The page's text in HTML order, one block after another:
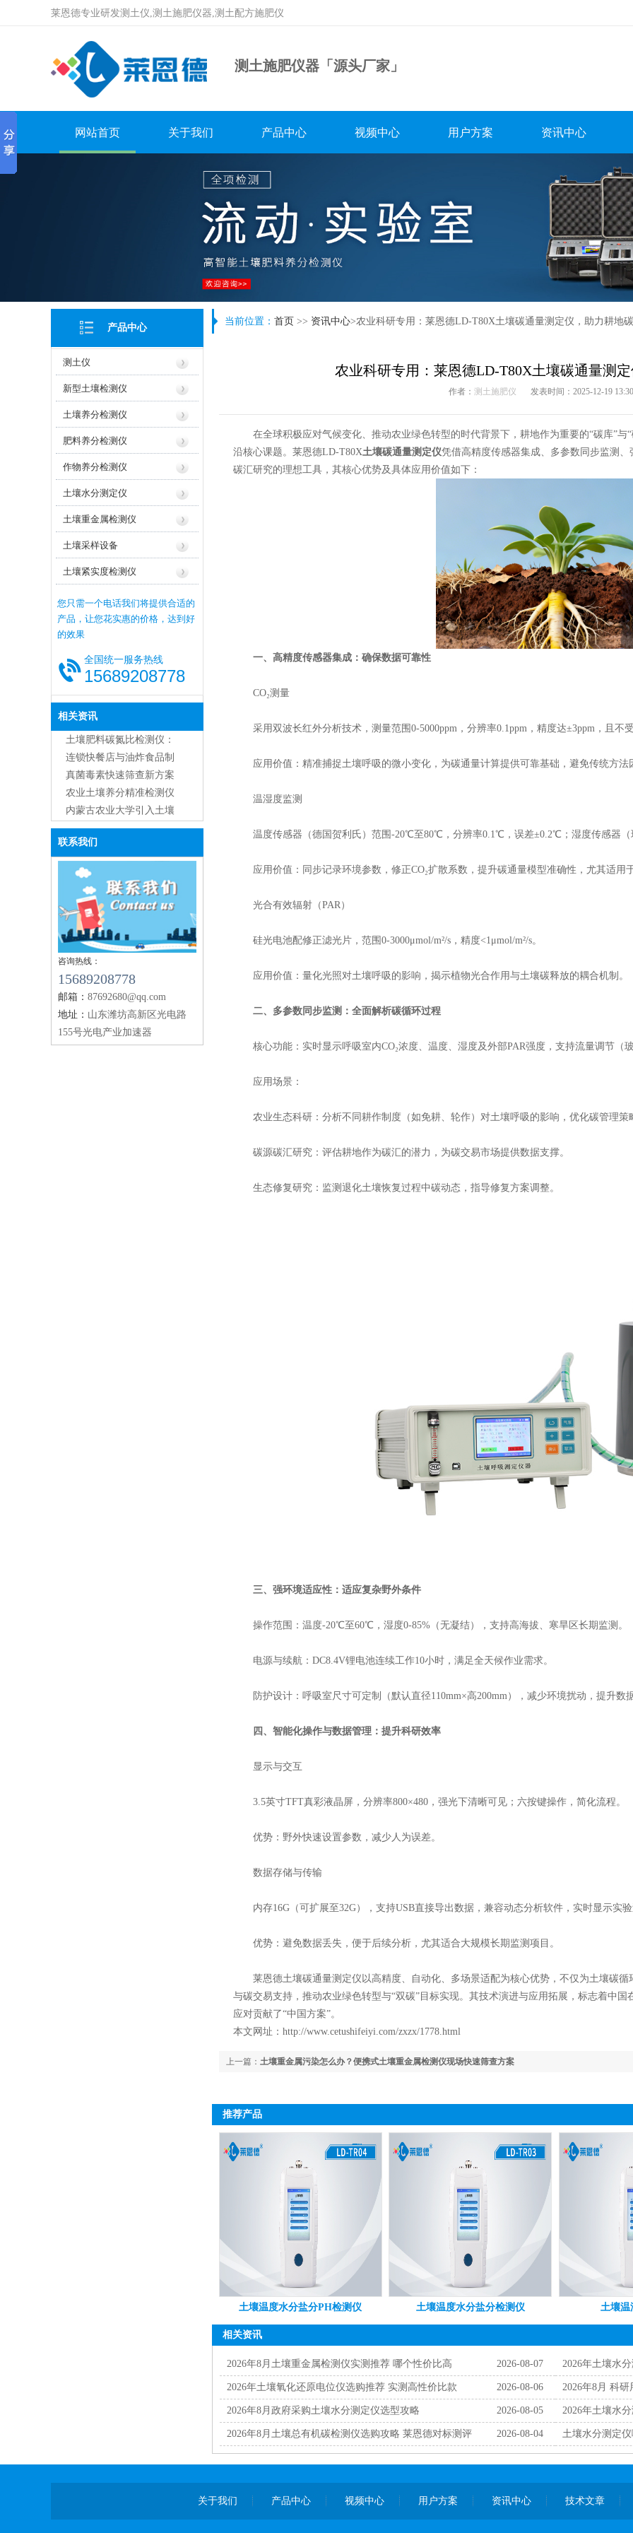
莱恩德专业研发测土仪,测土施肥仪器,测土配方施肥仪
测土施肥仪器「源头厂家」
网站首页 关于我们 产品中心 视频中心 用户方案 资讯中心
产品中心
测土仪
新型土壤检测仪
土壤养分检测仪
肥料养分检测仪
作物养分检测仪
土壤水分测定仪
土壤重金属检测仪
土壤采样设备
土壤紧实度检测仪
您只需一个电话我们将提供合适的
产品，让您花实惠的价格，达到好
的效果
全国统一服务热线
15689208778
相关资讯
土壤肥料碳氮比检测仪：
功能、原理与应用全解析
连锁快餐店与油炸食品制
造商用食用油品质检测仪
的主流应用与优势
真菌毒素快速筛查新方案
农业土壤养分精准检测仪
器综合应用解决方案
内蒙古农业大学引入土壤
肥料养分检测仪GT3，助
力精准农业研究
联系我们
咨询热线：
15689208778
邮箱： 87692680@qq.com
地址： 山东潍坊高新区光电路
155号光电产业加速器
当前位置： 首页 >> 资讯中心>农业科研专用：莱恩德LD-T80X土壤碳通量测定仪，助力耕地
农业科研专用：莱恩德LD-T80X土壤碳通量测
作者： 测土施肥仪 发表时间：2025-12-19
在全球积极应对气候变化、推动农业绿色转型的时代背景下，耕地作为重要的“碳库”与
沿核心课题。莱恩德LD-T80X土壤碳通量测定仪凭借高精度传感器集成、多参数同步监测
碳汇研究的理想工具，其核心优势及具体应用价值如下：
一、高精度传感器集成：确保数据可靠性
CO₂测量
采用双波长红外分析技术，测量范围0-5000ppm，分辨率0.1ppm，精度达±3ppm，且不
应用价值：精准捕捉土壤呼吸的微小变化，为碳通量计算提供可靠基础，避免传统方法
温湿度监测
温度传感器（德国贺利氏）范围-20℃至80℃，分辨率0.1℃，误差±0.2℃；湿度传感器（瑞
应用价值：同步记录环境参数，修正CO₂扩散系数，提升碳通量模型准确性，尤其适用
光合有效辐射（PAR）
硅光电池配修正滤光片，范围0-3000μmol/m²/s，精度<1μmol/m²/s。
应用价值：量化光照对土壤呼吸的影响，揭示植物光合作用与土壤碳释放的耦合机制。
二、多参数同步监测：全面解析碳循环过程
核心功能：实时显示呼吸室内CO₂浓度、温度、湿度及外部PAR强度，支持流量调节（
应用场景：
农业生态科研：分析不同耕作制度（如免耕、轮作）对土壤呼吸的影响，优化碳管理策
碳源碳汇研究：评估耕地作为碳汇的潜力，为碳交易市场提供数据支撑。
生态修复研究：监测退化土壤恢复过程中碳动态，指导修复方案调整。
三、强环境适应性：适应复杂野外条件
操作范围：温度-20℃至60℃，湿度0-85%（无凝结），支持高海拔、寒旱区长期监测。
电源与续航：DC8.4V锂电池连续工作10小时，满足全天候作业需求。
防护设计：呼吸室尺寸可定制（默认直径110mm×高200mm），减少环境扰动，提升数据
四、智能化操作与数据管理：提升科研效率
显示与交互
3.5英寸TFT真彩液晶屏，分辨率800×480，强光下清晰可见；六按键操作，简化流程。
优势：野外快速设置参数，减少人为误差。
数据存储与传输
内存16G（可扩展至32G），支持USB直接导出数据，兼容动态分析软件，实时显示实验
优势：避免数据丢失，便于后续分析，尤其适合大规模长期监测项目。
莱恩德土壤碳通量测定仪以高精度、自动化、多场景适配为核心优势，不仅为土壤碳循
与碳交易支持，推动农业绿色转型与“双碳”目标实现。其技术演进与应用拓展，标志着中
应对贡献了“中国方案”。
本文网址： http://www.cetushifeiyi.com/zxzx/1778.html
上一篇： 土壤重金属污染怎么办？便携式土壤重金属检测仪现场快速筛查方案
推荐产品
土壤温度水分盐分PH检测仪 土壤温度水分盐分检测仪 土壤温
相关资讯
2026-08-07
2026年8月土壤重金属检测仪实测推荐 哪个性价比高 2026年土壤水
2026-08-06
2026年土壤氧化还原电位仪选购推荐 实测高性价比款 2026年8月 科
2026-08-05
2026年8月政府采购土壤水分测定仪选型攻略 2026年土壤水
2026-08-04
2026年8月土壤总有机碳检测仪选购攻略 莱恩德对标测评 土壤水分测定
关于我们 产品中心 视频中心 用户方案 资讯中心 技术文章